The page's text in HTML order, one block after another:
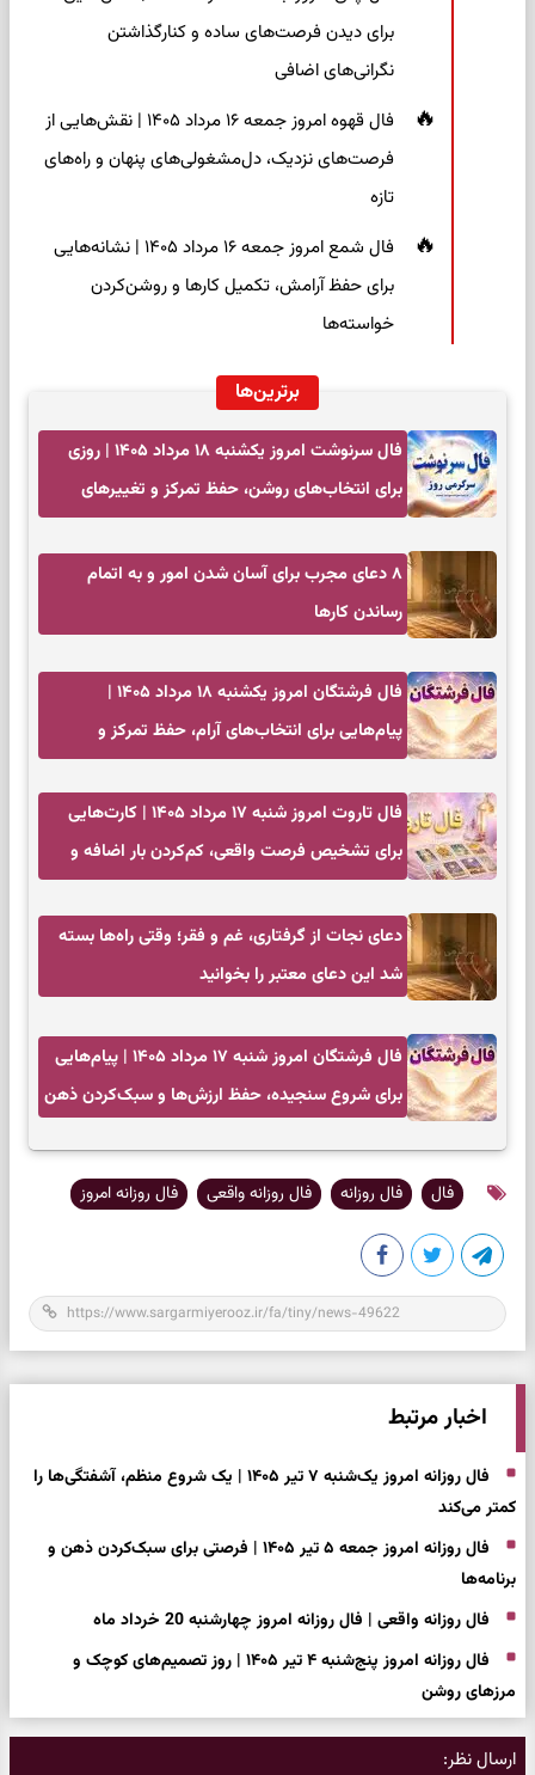
برای دیدن فرصت‌های ساده و کنارگذاشتن
نگرانی‌های اضافی
فال قهوه امروز جمعه ۱۶ مرداد ۱۴۰۵ | نقش‌هایی از
فرصت‌های نزدیک، دل‌مشغولی‌های پنهان و راه‌های
تازه
فال شمع امروز جمعه ۱۶ مرداد ۱۴۰۵ | نشانه‌هایی
برای حفظ آرامش، تکمیل کارها و روشن‌کردن
خواسته‌ها
برترین‌ها
فال سرنوشت امروز یکشنبه ۱۸ مرداد ۱۴۰۵ | روزی
برای انتخاب‌های روشن، حفظ تمرکز و تغییرهای
۸ دعای مجرب برای آسان شدن امور و به اتمام
رساندن کار‌ها
فال فرشتگان امروز یکشنبه ۱۸ مرداد ۱۴۰۵ |
پیام‌هایی برای انتخاب‌های آرام، حفظ تمرکز و
فال تاروت امروز شنبه ۱۷ مرداد ۱۴۰۵ | کارت‌هایی
برای تشخیص فرصت واقعی، کم‌کردن بار اضافه و
دعای نجات از گرفتاری، غم و فقر؛ وقتی راه‌ها بسته
شد این دعای معتبر را بخوانید
فال فرشتگان امروز شنبه ۱۷ مرداد ۱۴۰۵ | پیام‌هایی
برای شروع سنجیده، حفظ ارزش‌ها و سبک‌کردن ذهن
فال فال روزانه فال روزانه واقعی فال روزانه امروز
اخبار مرتبط
فال روزانه امروز یک‌شنبه ۷ تیر ۱۴۰۵ | یک شروع منظم، آشفتگی‌ها را
کمتر می‌کند
فال روزانه امروز جمعه ۵ تیر ۱۴۰۵ | فرصتی برای سبک‌کردن ذهن و
برنامه‌ها
فال روزانه واقعی | فال روزانه امروز چهارشنبه 20 خرداد ماه
فال روزانه امروز پنج‌شنبه ۴ تیر ۱۴۰۵ | روز تصمیم‌های کوچک و
مرزهای روشن
ارسال نظر: